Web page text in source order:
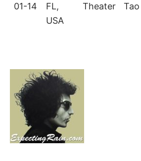
01-14
FL,
USA
Theater
Tao